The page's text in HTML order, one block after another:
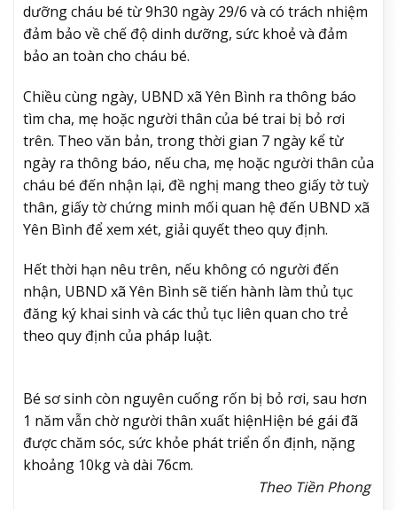
dưỡng cháu bé từ 9h30 ngày 29/6 và có trách nhiệm
đảm bảo về chế độ dinh dưỡng, sức khoẻ và đảm
bảo an toàn cho cháu bé.
Chiều cùng ngày, UBND xã Yên Bình ra thông báo
tìm cha, mẹ hoặc người thân của bé trai bị bỏ rơi
trên. Theo văn bản, trong thời gian 7 ngày kể từ
ngày ra thông báo, nếu cha, mẹ hoặc người thân của
cháu bé đến nhận lại, đề nghị mang theo giấy tờ tuỳ
thân, giấy tờ chứng minh mối quan hệ đến UBND xã
Yên Bình để xem xét, giải quyết theo quy định.
Hết thời hạn nêu trên, nếu không có người đến
nhận, UBND xã Yên Bình sẽ tiến hành làm thủ tục
đăng ký khai sinh và các thủ tục liên quan cho trẻ
theo quy định của pháp luật.
Bé sơ sinh còn nguyên cuống rốn bị bỏ rơi, sau hơn
1 năm vẫn chờ người thân xuất hiệnHiện bé gái đã
được chăm sóc, sức khỏe phát triển ổn định, nặng
khoảng 10kg và dài 76cm.
Theo Tiền Phong